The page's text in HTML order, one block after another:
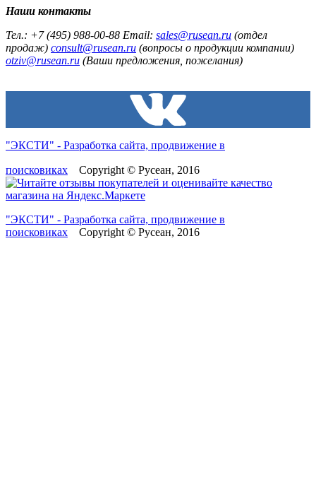
Наши контакты
Тел.: +7 (495) 988-00-88 Email: sales@rusean.ru (отдел
продаж) consult@rusean.ru (вопросы о продукции компании)
otziv@rusean.ru (Ваши предложения, пожелания)
"ЭКСТИ" - Разработка сайта, продвижение в
поисковиках Copyright © Русеан, 2016
"ЭКСТИ" - Разработка сайта, продвижение в
поисковиках Copyright © Русеан, 2016